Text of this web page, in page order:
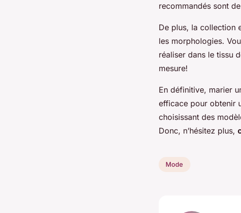
recommandés sont
De plus, la collection
les morphologies.
réaliser dans le tissu
mesure!
En définitive, marier
efficace pour obtenir
choisissant des
Donc, n’hésitez plus,
Mode